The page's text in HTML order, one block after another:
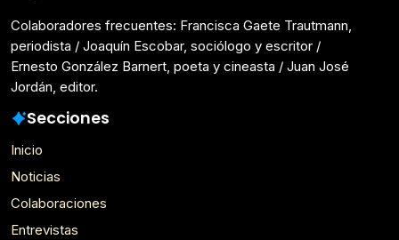
Colaboradores frecuentes: Francisca Gaete Trautmann,
periodista / Joaquín Escobar, sociólogo y escritor /
Ernesto González Barnert, poeta y cineasta / Juan José
Jordán, editor.
Secciones
Inicio
Noticias
Colaboraciones
Entrevistas